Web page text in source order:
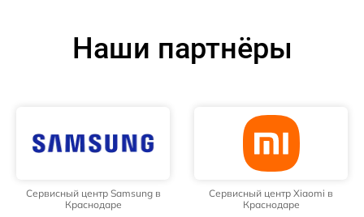
Наши партнёры
Сервисный центр Samsung в
Краснодаре
Сервисный центр Xiaomi в
Краснодаре